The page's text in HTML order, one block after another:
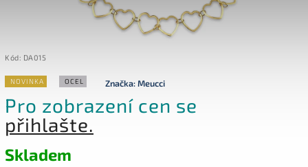
Kód: DA015
NOVINKA OCEL Značka:Meucci
Pro zobrazení cen se
přihlašte.
Skladem